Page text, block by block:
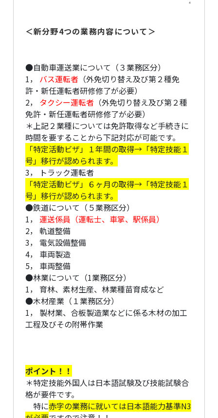
＜新分野4つの業務内容について＞
●自動車運送業について（３業務区分）
1， バス運転者（外免切り替え及び第２種免
許・新任運転者研修修了が必要）
2， タクシー運転者（外免切り替え及び第２種
免許・新任運転者研修修了が必要）
＊上記２業種については免許取得など手続きに
時間を要することから下記対応が可能です。
「特定活動ビザ」１年間の取得→「特定技能１
号」移行が認められます。
3， トラック運転者
「特定活動ビザ」６ヶ月の取得→「特定技能１
号」移行が認められます。
●鉄道について（５業務区分）
1， 運送係員（運転士、車掌、駅係員）
2， 軌道整備
3， 電気設備整備
4， 車両製造
5， 車両整備
●林業について（1業務区分）
1， 育林、素材生産、林業種苗育成など
●木材産業（１業務区分）
1， 製材業、合板製造業などに係る木材の加工
工程及びその附帯作業
ポイント！！
＊特定技能外国人は日本語試験及び技能試験合
格が要件です。
特に赤字の業務に就いては日本語能力基準N3